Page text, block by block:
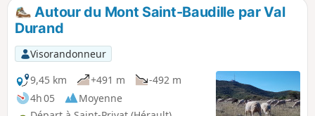
Autour du Mont Saint-Baudille par Val
Durand
Visorandonneur
9,45 km
+491 m
-492 m
4h 05
Moyenne